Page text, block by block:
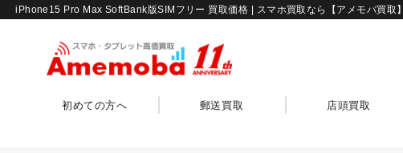
iPhone15 Pro Max SoftBank版SIMフリー 買取価格 | スマホ買取なら【アメモバ買取】
初めての方へ 郵送買取 店頭買取